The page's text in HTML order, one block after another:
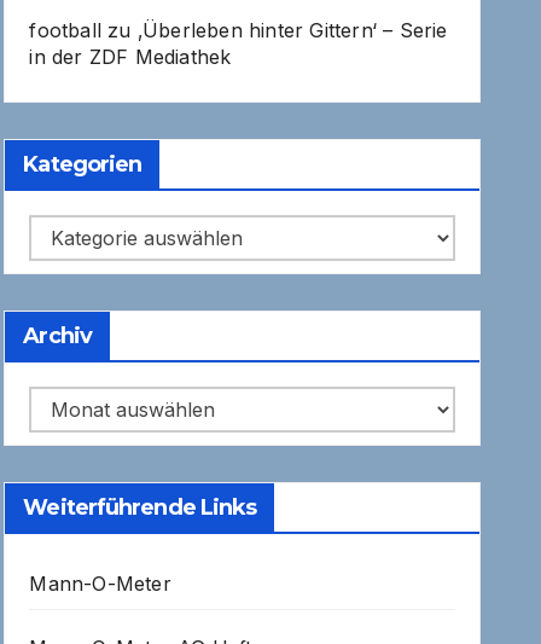
footballzu ‚Überleben hinter Gittern‘ – Serie
in der ZDF Mediathek
Kategorien
Kategorien
Archiv
Archiv
Weiterführende Links
Mann-O-Meter